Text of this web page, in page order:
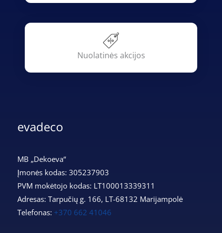
Nuolatinės akcijos
evadeco
MB „Dekoeva“
Įmonės kodas: 305237903
PVM mokėtojo kodas: LT100013339311
Adresas: Tarpučių g. 166, LT-68132 Marijampolė
Telefonas: +370 662 41046